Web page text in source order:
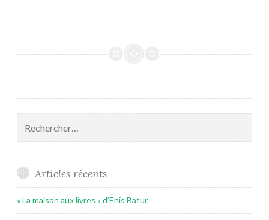
Articles récents
« La maison aux livres » d’Enis Batur